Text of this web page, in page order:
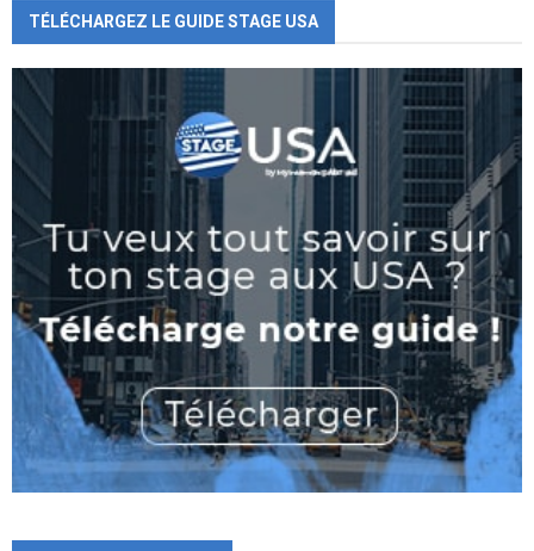
TÉLÉCHARGEZ LE GUIDE STAGE USA